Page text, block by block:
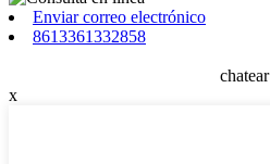
Enviar correo electrónico
8613361332858
chatear
x